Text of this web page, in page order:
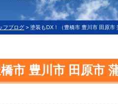
フブログ > 塗装もDX！（豊橋市 豊川市 田原市
市 豊川市 田原市